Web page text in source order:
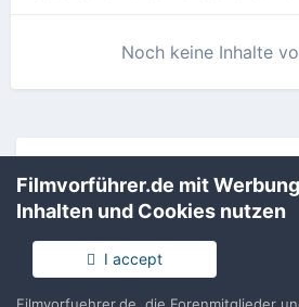
Noch keine Inhalte
Filmvorführer.de via Google
Sprache
Impressum /
Filmvorführer.de mit
Inhalten und Cookies nutzen
I accept
Filmvorfuehrer.de, die Forenmitglieder